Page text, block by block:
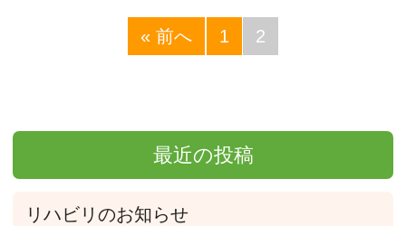
« 前へ 1 2
最近の投稿
リハビリのお知らせ